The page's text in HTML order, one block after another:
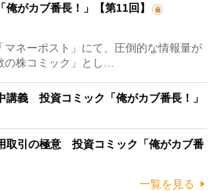
俺がカブ番長！」【第11回】
ネーポスト」にて、圧倒的な情報量が
株コミック」とし…
講義 投資コミック「俺がカブ番長！」
取引の極意 投資コミック「俺がカブ番
一覧を見る